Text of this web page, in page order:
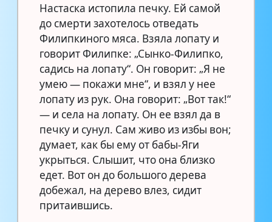
Настаска истопила печку. Ей самой
до смерти захотелось отведать
Филипкиного мяса. Взяла лопату и
говорит Филипке: „Сынко-Филипко,
садись на лопату“. Он говорит: „Я не
умею — покажи мне“, и взял у нее
лопату из рук. Она говорит: „Вот так!“
— и села на лопату. Он ее взял да в
печку и сунул. Сам живо из избы вон;
думает, как бы ему от бабы-Яги
укрыться. Слышит, что она близко
едет. Вот он до большого дерева
добежал, на дерево влез, сидит
притаившись.